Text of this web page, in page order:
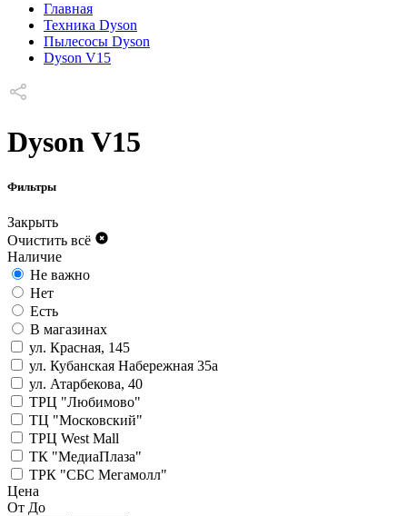
Главная
Техника Dyson
Пылесосы Dyson
Dyson V15
Dyson V15
Фильтры
Закрыть
Очистить всё
Наличие
Не важно
Нет
Есть
В магазинах
ул. Красная, 145
ул. Кубанская Набережная 35а
ул. Атарбекова, 40
ТРЦ "Любимово"
ТЦ "Московский"
ТРЦ West Mall
ТК "МедиаПлаза"
ТРК "СБС Мегамолл"
Цена
От До